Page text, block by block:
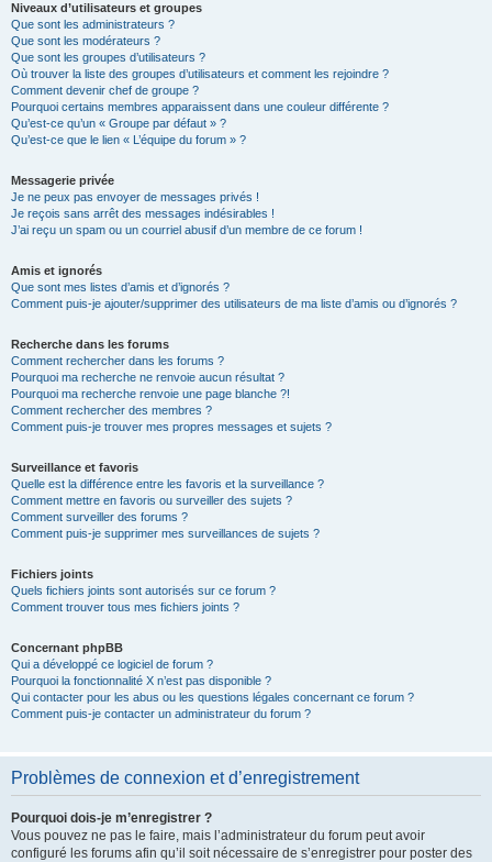
Niveaux d’utilisateurs et groupes
Que sont les administrateurs ?
Que sont les modérateurs ?
Que sont les groupes d’utilisateurs ?
Où trouver la liste des groupes d’utilisateurs et comment les rejoindre ?
Comment devenir chef de groupe ?
Pourquoi certains membres apparaissent dans une couleur différente ?
Qu’est-ce qu’un « Groupe par défaut » ?
Qu’est-ce que le lien « L’équipe du forum » ?
Messagerie privée
Je ne peux pas envoyer de messages privés !
Je reçois sans arrêt des messages indésirables !
J’ai reçu un spam ou un courriel abusif d’un membre de ce forum !
Amis et ignorés
Que sont mes listes d’amis et d’ignorés ?
Comment puis-je ajouter/supprimer des utilisateurs de ma liste d’amis ou d’ignorés ?
Recherche dans les forums
Comment rechercher dans les forums ?
Pourquoi ma recherche ne renvoie aucun résultat ?
Pourquoi ma recherche renvoie une page blanche ?!
Comment rechercher des membres ?
Comment puis-je trouver mes propres messages et sujets ?
Surveillance et favoris
Quelle est la différence entre les favoris et la surveillance ?
Comment mettre en favoris ou surveiller des sujets ?
Comment surveiller des forums ?
Comment puis-je supprimer mes surveillances de sujets ?
Fichiers joints
Quels fichiers joints sont autorisés sur ce forum ?
Comment trouver tous mes fichiers joints ?
Concernant phpBB
Qui a développé ce logiciel de forum ?
Pourquoi la fonctionnalité X n’est pas disponible ?
Qui contacter pour les abus ou les questions légales concernant ce forum ?
Comment puis-je contacter un administrateur du forum ?
Problèmes de connexion et d’enregistrement
Pourquoi dois-je m’enregistrer ?
Vous pouvez ne pas le faire, mais l’administrateur du forum peut avoir
configuré les forums afin qu’il soit nécessaire de s’enregistrer pour poster des